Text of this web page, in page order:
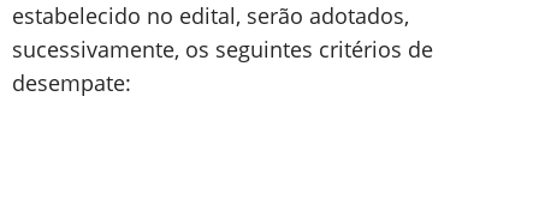
estabelecido no edital, serão adotados,
sucessivamente, os seguintes critérios de
desempate: